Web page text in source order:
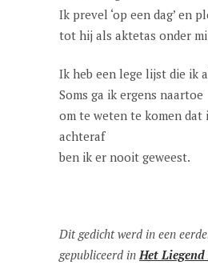
Ik prevel ‘op een dag’ en
tot hij als aktetas onder
Ik heb een lege lijst die ik
Soms ga ik ergens naartoe
om te weten te komen dat
achteraf
ben ik er nooit geweest.
Dit gedicht werd in een
gepubliceerd inHet